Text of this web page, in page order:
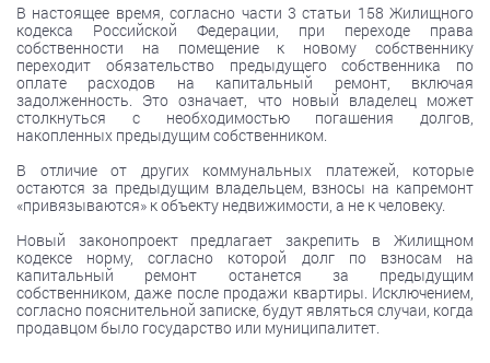
В настоящее время, согласно части 3 статьи 158 Жилищного
кодекса Российской Федерации, при переходе права
собственности на помещение к новому собственнику
переходит обязательство предыдущего собственника по
оплате расходов на капитальный ремонт, включая
задолженность. Это означает, что новый владелец может
столкнуться с необходимостью погашения долгов,
накопленных предыдущим собственником.
В отличие от других коммунальных платежей, которые
остаются за предыдущим владельцем, взносы на капремонт
«привязываются» к объекту недвижимости, а не к человеку.
Новый законопроект предлагает закрепить в Жилищном
кодексе норму, согласно которой долг по взносам на
капитальный ремонт останется за предыдущим
собственником, даже после продажи квартиры. Исключением,
согласно пояснительной записке, будут являться случаи, когда
продавцом было государство или муниципалитет.